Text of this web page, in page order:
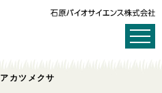
アカツメクサ